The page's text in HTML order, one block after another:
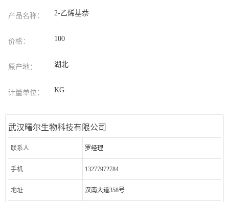
产品名称： 2-乙烯基萘
价格： 100
原产地： 湖北
计量单位： KG
武汉曙尔生物科技有限公司
联系人 罗经理
手机 13277972784
地址 汉南大道358号